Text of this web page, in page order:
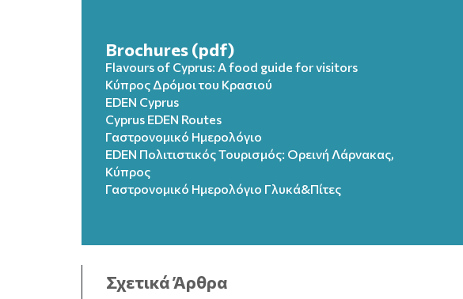
Brochures (pdf)
Flavours of Cyprus: A food guide for visitors
Κύπρος Δρόμοι του Κρασιού
EDEN Cyprus
Cyprus EDEN Routes
Γαστρονομικό Ημερολόγιο
EDEN Πολιτιστικός Τουρισμός: Ορεινή Λάρνακας,
Κύπρος
Γαστρονομικό Ημερολόγιo Γλυκά&Πίτες
Σχετικά Άρθρα